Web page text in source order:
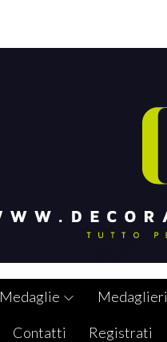
Medaglieri
Contatti Registrati